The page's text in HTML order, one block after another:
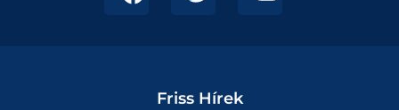
Friss Hírek